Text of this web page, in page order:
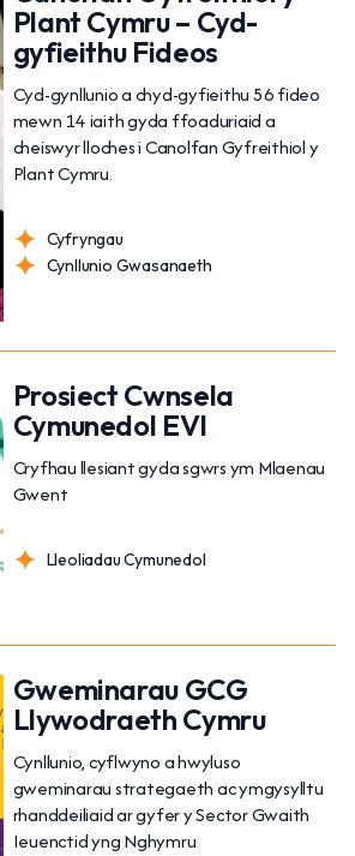
Plant Cymru – Cyd-
gyfieithu Fideos
Cyd-gynllunio a chyd-gyfieithu 56 fideo
mewn 14 iaith gyda ffoaduriaid a
cheiswyr lloches i Canolfan Gyfreithiol y
Plant Cymru.
Cyfryngau
Cynllunio Gwasanaeth
Prosiect Cwnsela
Cymunedol EVI
Cryfhau llesiant gyda sgwrs ym Mlaenau
Gwent
Lleoliadau Cymunedol
Gweminarau GCG
Llywodraeth Cymru
Cynllunio, cyflwyno a hwyluso
gweminarau strategaeth ac ymgysylltu
rhanddeiliaid ar gyfer y Sector Gwaith
Ieuenctid yng Nghymru